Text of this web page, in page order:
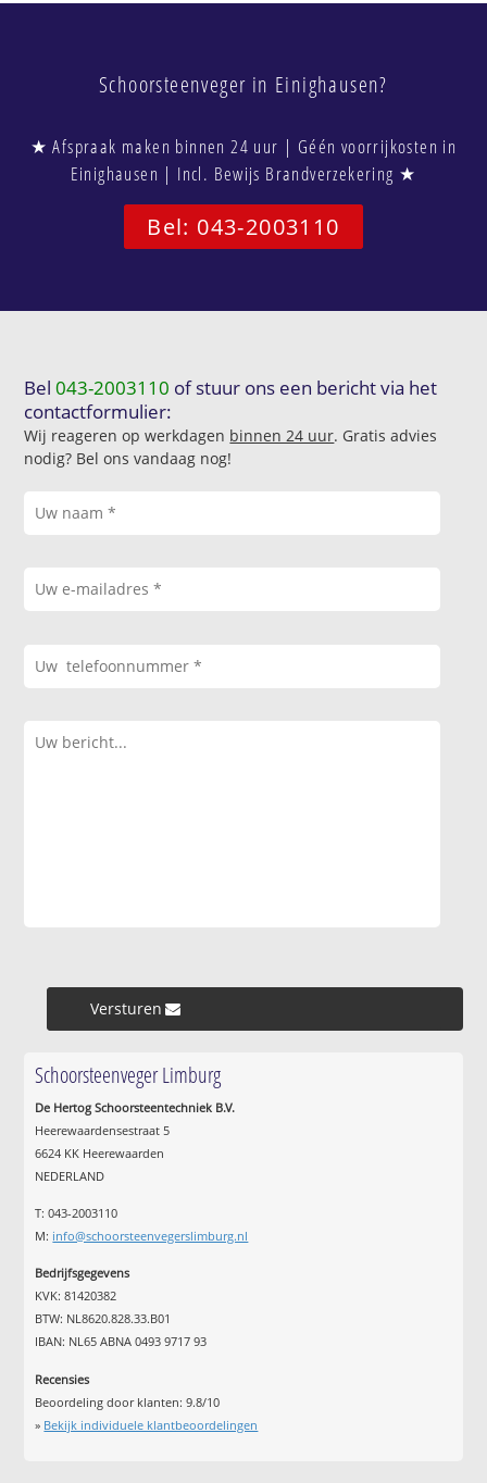
Schoorsteenveger in Einighausen?
★ Afspraak maken binnen 24 uur | Géén voorrijkosten in
Einighausen | Incl. Bewijs Brandverzekering ★
Bel: 043-2003110
Bel043-2003110 of stuur ons een bericht via het
contactformulier:
Wij reageren op werkdagen binnen 24 uur. Gratis advies
nodig? Bel ons vandaag nog!
Versturen »
Schoorsteenveger Limburg
De Hertog Schoorsteentechniek B.V.
Heerewaardensestraat 5
6624 KK Heerewaarden
NEDERLAND
T: 043-2003110
M: info@schoorsteenvegerslimburg.nl
Bedrijfsgegevens
KVK: 81420382
BTW: NL8620.828.33.B01
IBAN: NL65 ABNA 0493 9717 93
Recensies
Beoordeling door klanten:9.8/10
» Bekijk individuele klantbeoordelingen